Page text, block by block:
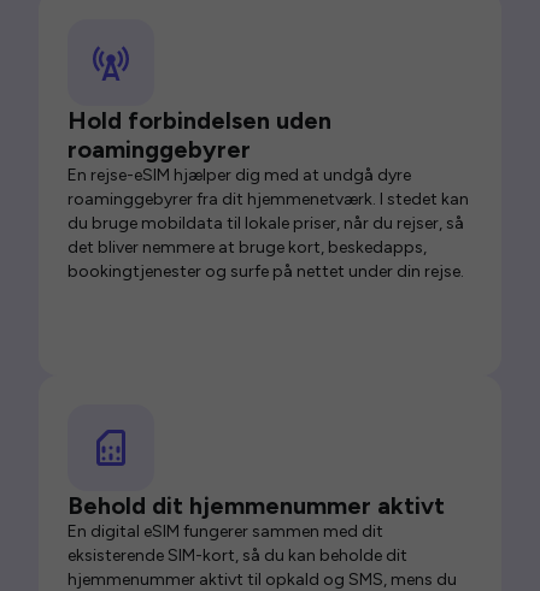
Hold forbindelsen uden
roaminggebyrer
En rejse-eSIM hjælper dig med at undgå dyre
roaminggebyrer fra dit hjemmenetværk. I stedet kan
du bruge mobildata til lokale priser, når du rejser, så
det bliver nemmere at bruge kort, beskedapps,
bookingtjenester og surfe på nettet under din rejse.
Behold dit hjemmenummer aktivt
En digital eSIM fungerer sammen med dit
eksisterende SIM-kort, så du kan beholde dit
hjemmenummer aktivt til opkald og SMS, mens du